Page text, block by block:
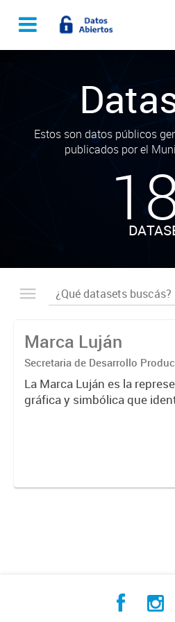
Estos son datos públicos
publicados por el
Marca Luján
Secretaria de Desarrollo
La Marca Luján es la
gráfica y simbólica que